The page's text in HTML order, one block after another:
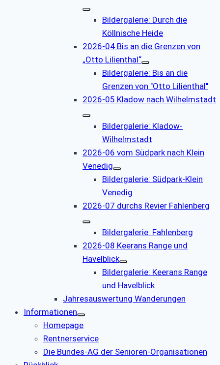
Bildergalerie: Durch die
Köllnische Heide
2026-04 Bis an die Grenzen von
„Otto Lilienthal“
Bildergalerie: Bis an die
Grenzen von "Otto Lilienthal"
2026-05 Kladow nach Wilhelmstadt
Bildergalerie: Kladow-
Wilhelmstadt
2026-06 vom Südpark nach Klein
Venedig
Bildergalerie: Südpark-Klein
Venedig
2026-07 durchs Revier Fahlenberg
Bildergalerie: Fahlenberg
2026-08 Keerans Range und
Havelblick
Bildergalerie: Keerans Range
und Havelblick
Jahresauswertung Wanderungen
Informationen
Homepage
Rentnerservice
Die Bundes-AG der Senioren-Organisationen